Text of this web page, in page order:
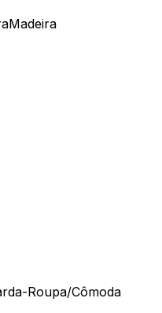
Roupa/Cômoda